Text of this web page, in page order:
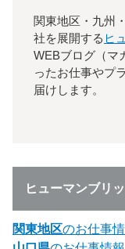
関東地区・九州
社を展開する ヒ
WEBブログ（マ
ったお仕事やプ
届けします。
ヒューマンブリ
関東地区のお仕事